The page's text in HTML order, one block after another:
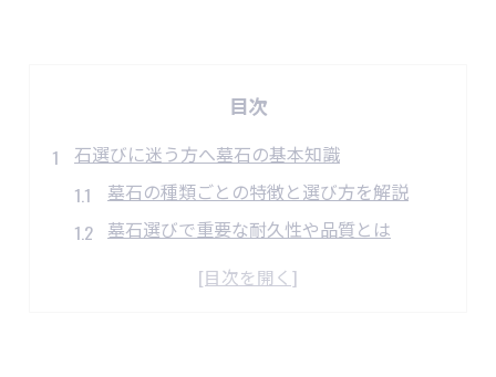
目次
石選びに迷う方へ墓石の基本知識
墓石の種類ごとの特徴と選び方を解説
墓石選びで重要な耐久性や品質とは
墓石の選定時に知っておきたい基礎知識